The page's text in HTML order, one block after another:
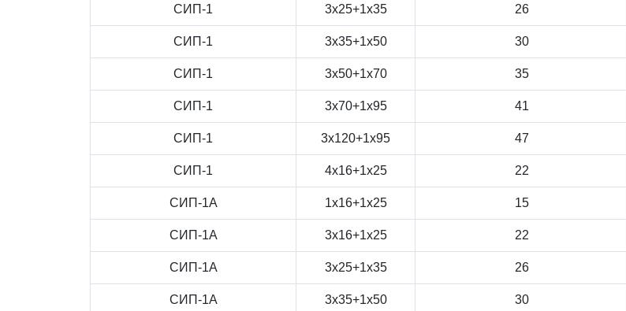
СИП-1 3x25+1x35 26
СИП-1 3x35+1x50 30
СИП-1 3x50+1x70 35
СИП-1 3x70+1x95 41
СИП-1 3x120+1x95 47
СИП-1 4x16+1x25 22
СИП-1А 1x16+1x25 15
СИП-1А 3x16+1x25 22
СИП-1А 3x25+1x35 26
СИП-1А 3x35+1x50 30